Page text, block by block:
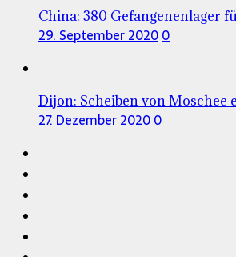
China: 380 Gefangenenlager
29. September 20200
Dijon: Scheiben von Moschee
27. Dezember 20200